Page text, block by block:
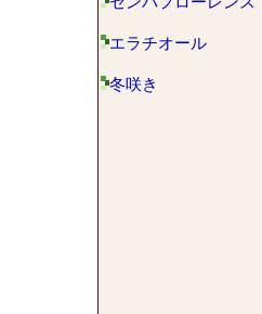
エラチオール
冬咲き